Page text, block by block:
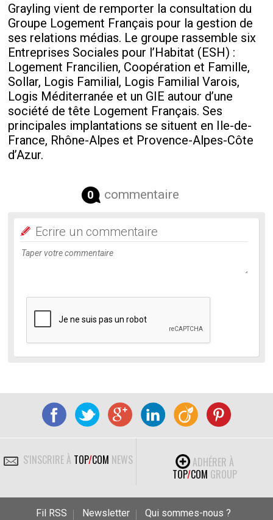
Grayling vient de remporter la consultation du
Groupe Logement Français pour la gestion de
ses relations médias. Le groupe rassemble six
Entreprises Sociales pour l’Habitat (ESH) :
Logement Francilien, Coopération et Famille,
Sollar, Logis Familial, Logis Familial Varois,
Logis Méditerranée et un GIE autour d’une
société de tête Logement Français. Ses
principales implantations se situent en Ile-de-
France, Rhône-Alpes et Provence-Alpes-Côte
d’Azur.
0 commentaire
Ecrire un commentaire
S'INSCRIRE À TOP/COM NEWS
ADHÉRER À
TOP/COM GROUP
Fil RSS Newsletter
Qui sommes-nous ?